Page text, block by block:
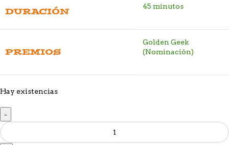
DURACIÓN 45 minutos
PREMIOS
Golden Geek
(Nominación)
Hay existencias